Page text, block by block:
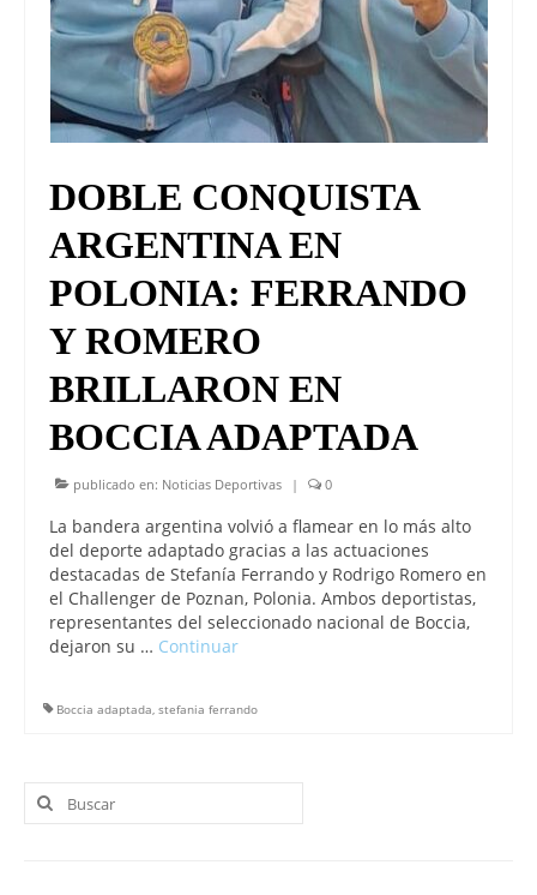
DOBLE CONQUISTA
ARGENTINA EN
POLONIA: FERRANDO
Y ROMERO
BRILLARON EN
BOCCIA ADAPTADA
publicado en: Noticias Deportivas | 0
La bandera argentina volvió a flamear en lo más alto
del deporte adaptado gracias a las actuaciones
destacadas de Stefanía Ferrando y Rodrigo Romero en
el Challenger de Poznan, Polonia. Ambos deportistas,
representantes del seleccionado nacional de Boccia,
dejaron su … Continuar
Boccia adaptada, stefania ferrando
Buscar
por: